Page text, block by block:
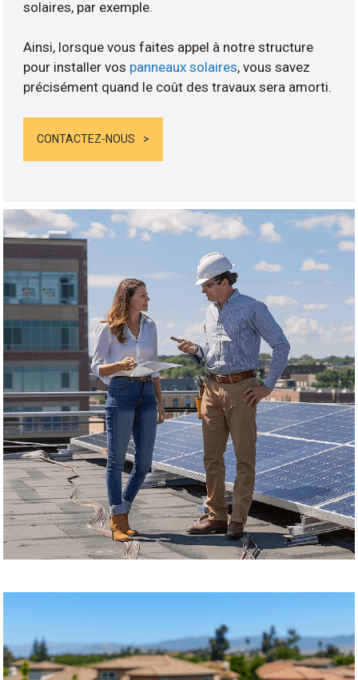
solaires, par exemple.
Ainsi, lorsque vous faites appel à notre structure
pour installer vos panneaux solaires, vous savez
précisément quand le coût des travaux sera amorti.
CONTACTEZ-NOUS